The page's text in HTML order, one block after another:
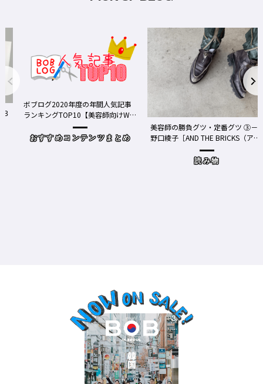
年度の年間人気記事
TOP10【美容師向けWe
コンテンツまとめ
美容師の勝負グツ・定番グツ ③－
野口綾子［AND THE BRICKS（アン
ドザブリックス）／神奈川県鎌倉